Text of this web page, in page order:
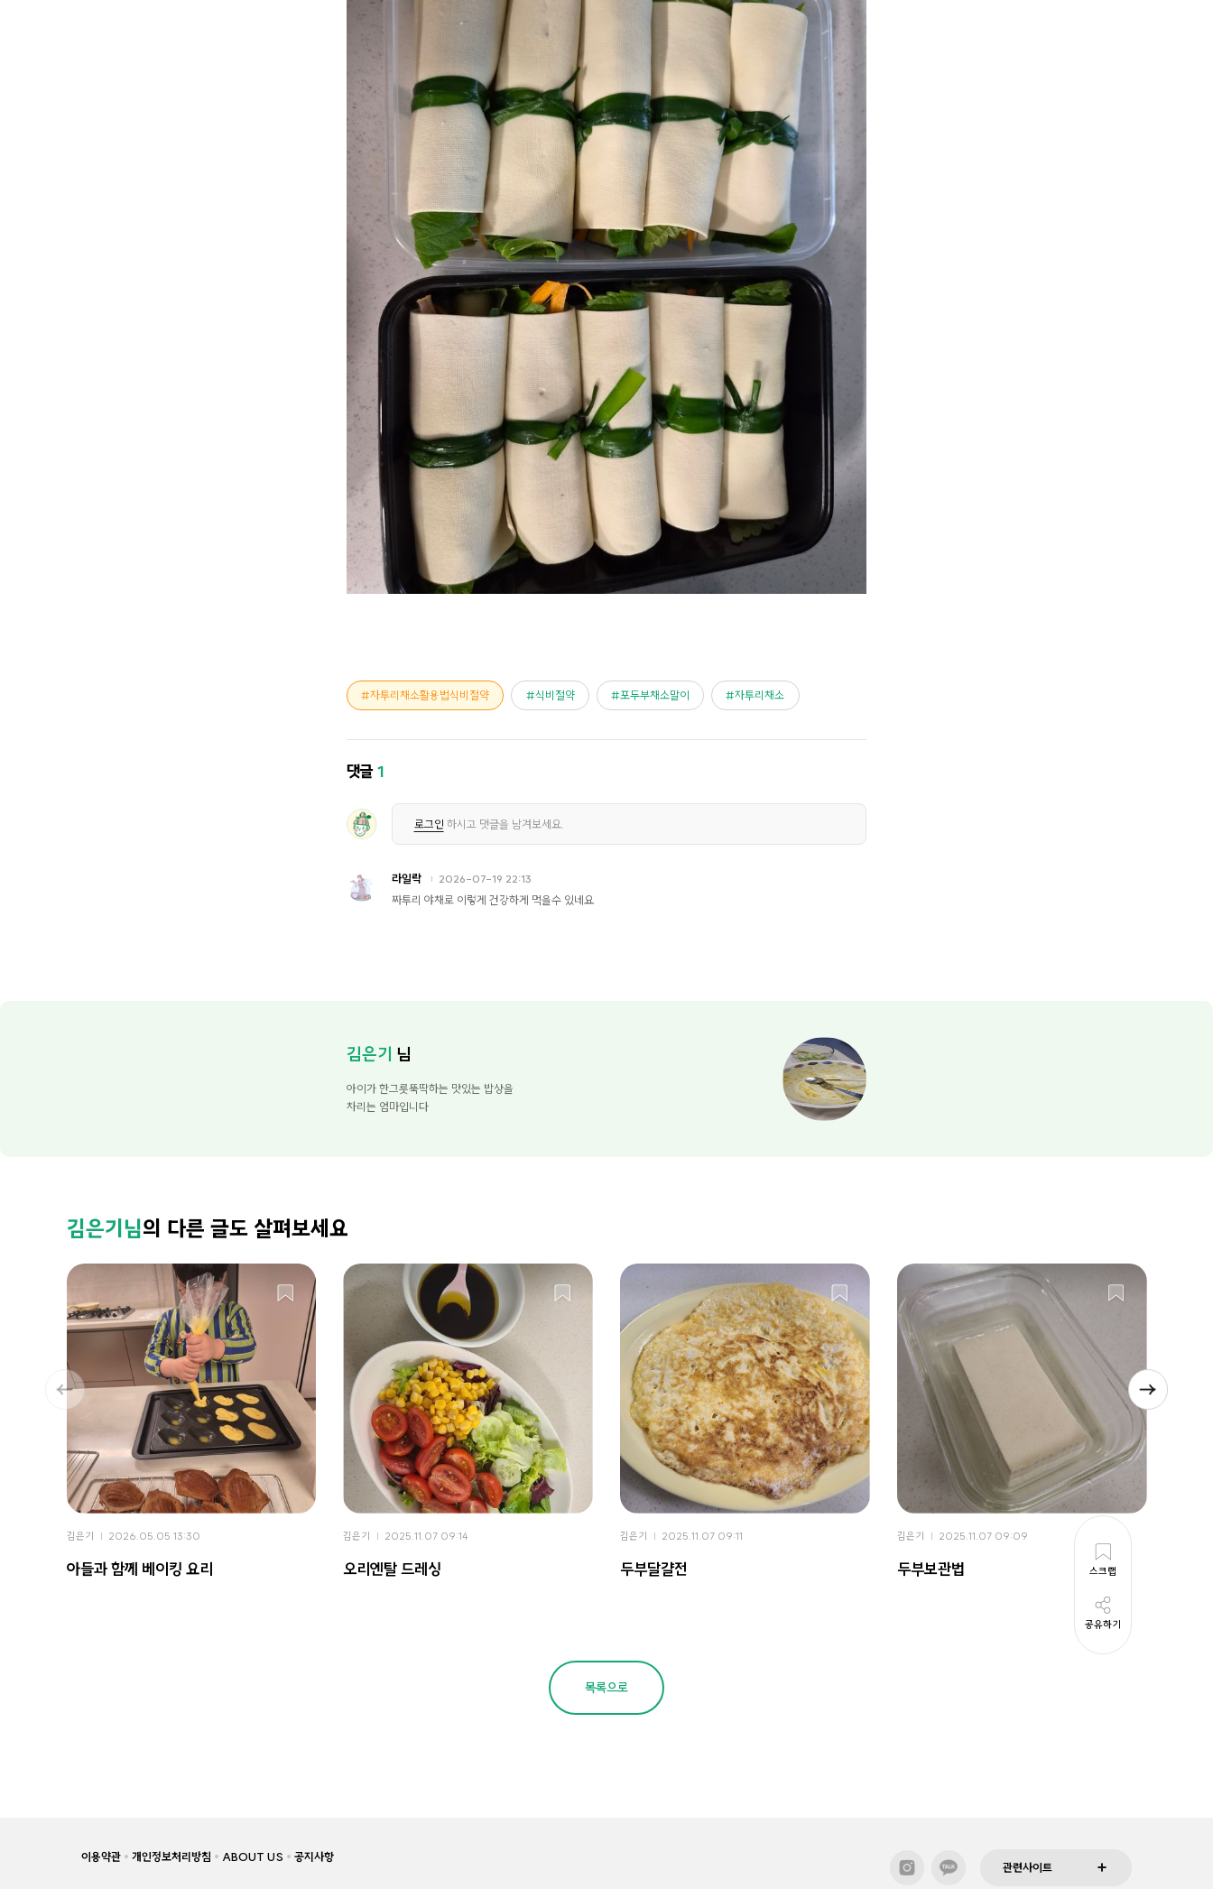
스크랩
공유하기
자투리채소활용법식비절약 식비절약 포두부채소말이 자투리채소
댓글1
로그인 하시고 댓글을 남겨보세요.
라일락 2026-07-19 22:13
짜투리 야채로 이렇게 건강하게 먹을수 있네요
김은기 님
아이가 한그릇뚝딱하는 맛있는 밥상을
차리는 엄마입니다
김은기님의 다른 글도 살펴보세요
김은기 2026.05.05 13:30
아들과 함께 베이킹 요리
김은기 2025.11.07 09:14
오리엔탈 드레싱
김은기 2025.11.07 09:11
두부달걀전
김은기 2025.11.07 09:09
두부보관법
목록으로
이용약관 개인정보처리방침 ABOUT US 공지사항
관련사이트